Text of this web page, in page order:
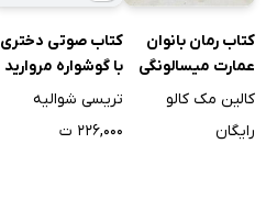
کتاب رمان بانوان
عمارت میسالونگی
کالین مک کالو
رایگان
کتاب صوتی دختری
با گوشواره مروارید
تریسی شوالیه
۲۲۶,۰۰۰ ت